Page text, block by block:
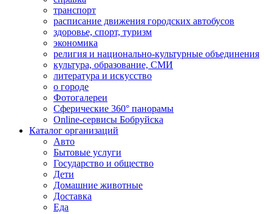
транспорт
расписание движения городских автобусов
здоровье, спорт, туризм
экономика
религия и национально-культурные объединения
культура, образование, СМИ
литература и искусство
о городе
Фотогалереи
Сферические 360° панорамы
Online-сервисы Бобруйска
Каталог организаций
Авто
Бытовые услуги
Государство и общество
Дети
Домашние животные
Доставка
Еда